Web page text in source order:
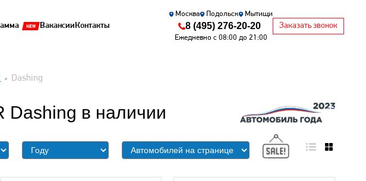
ВакансииКонтакты
Москва Подольск Мытищи
8 (495) 276-20-20
Ежедневно с 08:00 до 21:00
Заказать звонок
Dashing
Dashing в наличии